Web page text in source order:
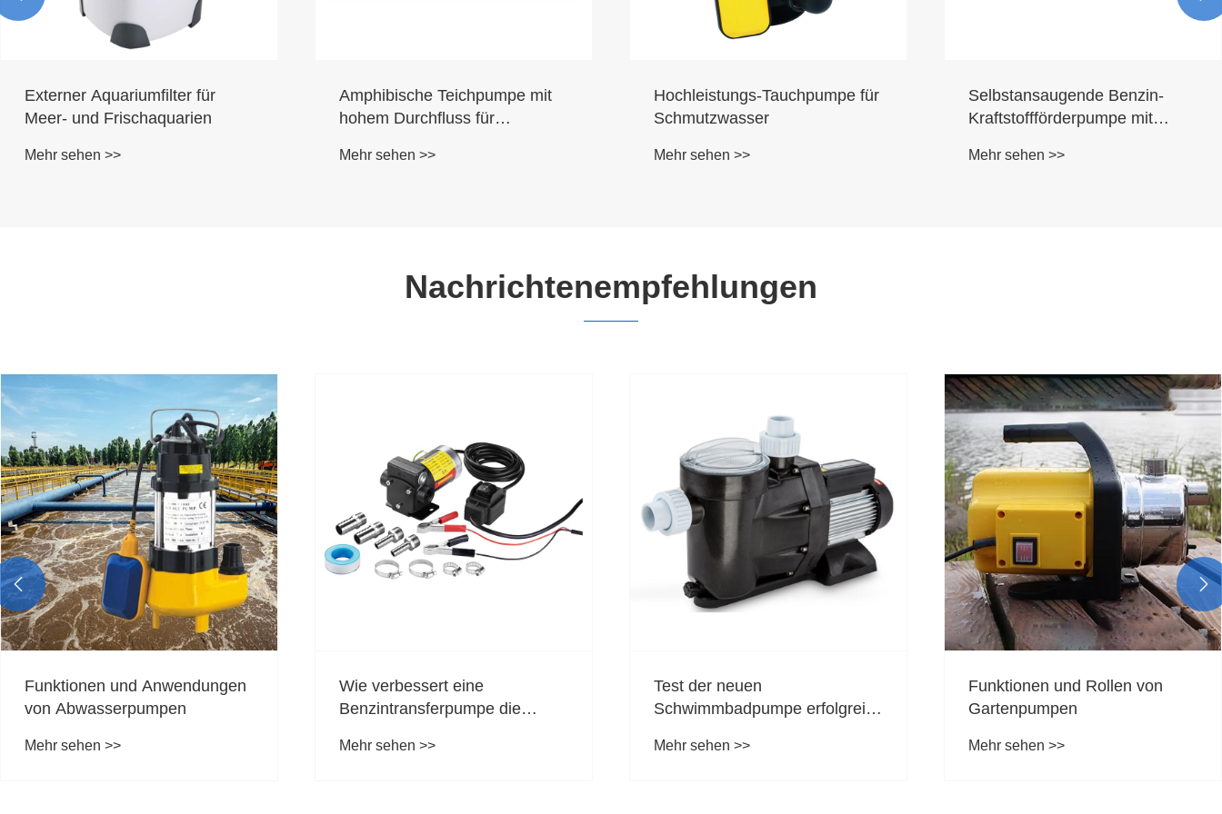
Externer Aquariumfilter für
Meer- und Frischaquarien
Mehr sehen >>
Amphibische Teichpumpe mit
hohem Durchfluss für
Mehr sehen >>
Hochleistungs-Tauchpumpe für
Schmutzwasser
Mehr sehen >>
Selbstansaugende Benzin-
Kraftstoffförderpumpe mit
Mehr sehen >>
Nachrichtenempfehlungen
Funktionen und Anwendungen
von Abwasserpumpen
Mehr sehen >>
Wie verbessert eine
Benzintransferpumpe die
Kraftstoffhandhabung?
Mehr sehen >>
Test der neuen
Schwimmbadpumpe erfolgreich
hocheffizient finden breite
Mehr sehen >>
Funktionen und Rollen von
Gartenpumpen
Mehr sehen >>
 